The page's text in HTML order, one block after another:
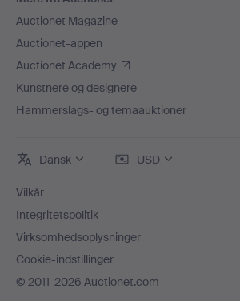
Auctionet Magazine
Auctionet-appen
Auctionet Academy
Kunstnere og designere
Hammerslags- og temaauktioner
Dansk USD
Vilkår
Integritetspolitik
Virksomhedsoplysninger
Cookie-indstillinger
© 2011-2026 Auctionet.com